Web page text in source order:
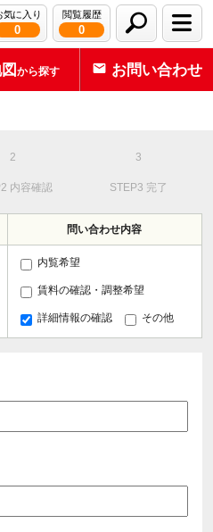
気に入り
0
閲覧履歴
0
から探す お問い合わせ
内容確認 STEP3 完了
問い合わせ内容
内覧希望
賃料の確認・調整希望
詳細情報の確認 その他